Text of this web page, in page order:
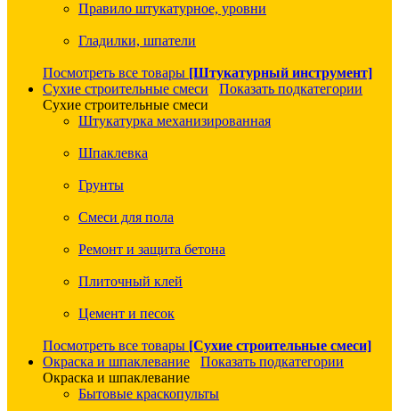
Правило штукатурное, уровни
Гладилки, шпатели
Посмотреть все товары [Штукатурный инструмент]
Сухие строительные смеси
Показать подкатегории
Сухие строительные смеси
Штукатурка механизированная
Шпаклевка
Грунты
Смеси для пола
Ремонт и защита бетона
Плиточный клей
Цемент и песок
Посмотреть все товары [Сухие строительные смеси]
Окраска и шпаклевание
Показать подкатегории
Окраска и шпаклевание
Бытовые краскопульты